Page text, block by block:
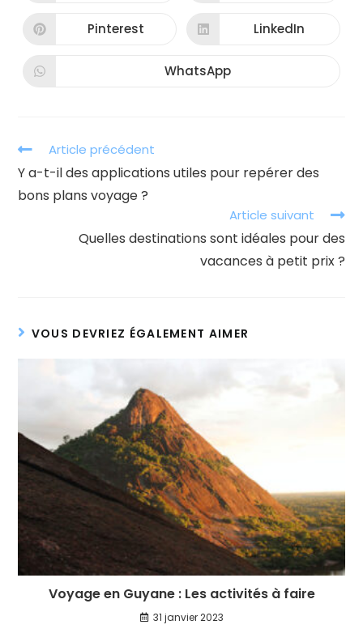
autre
fenêtre
autre
fenêtre
Ouvrir
Pinterest Ouvrir
LinkedIn
Ouvrir
WhatsApp
Read
articles
Article précédent
Y a-t-il des applications utiles pour repérer des
bons plans voyage ?
Article suivant
Quelles destinations sont idéales pour des
vacances à petit prix ?
VOUS DEVRIEZ ÉGALEMENT AIMER
Voyage en Guyane : Les activités à faire
31 janvier 2023